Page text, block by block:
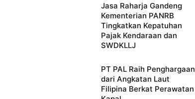
Jasa Raharja Gandeng
Kementerian PANRB
Tingkatkan Kepatuhan
Pajak Kendaraan dan
SWDKLLJ
PT PAL Raih Penghargaan
dari Angkatan Laut
Filipina Berkat Perawatan